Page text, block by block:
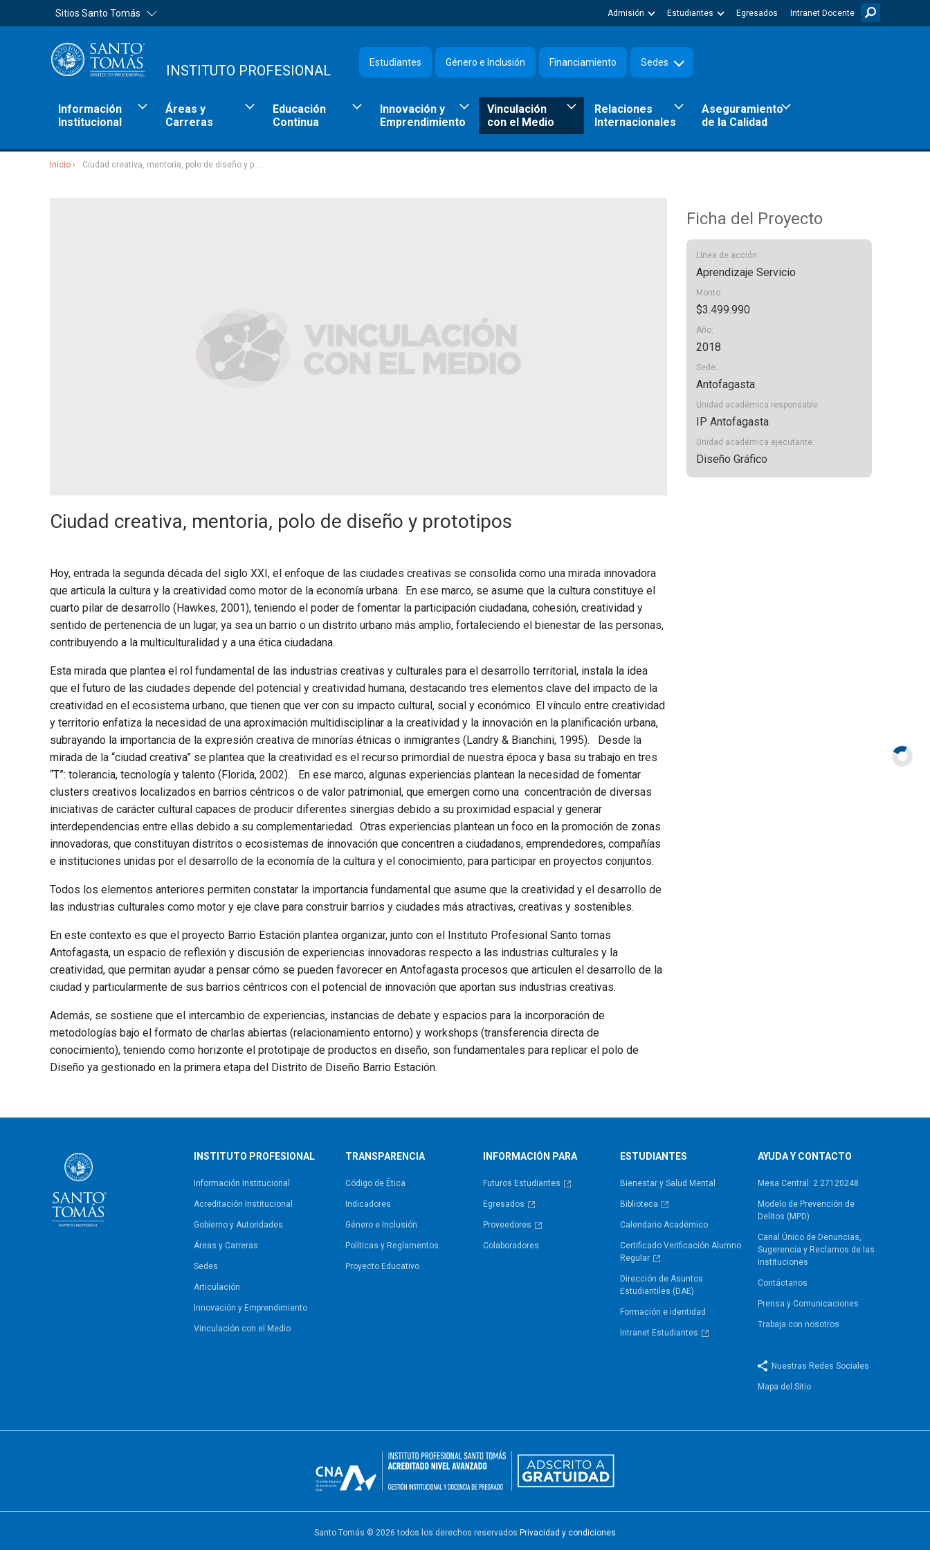
Sitios Santo Tomás Intranet Docente
Egresados
Estudiantes
Admisión
Estudiantes Género e Inclusión Financiamiento Sedes
INSTITUTO PROFESIONAL
Información
Institucional
Áreas y
Carreras
Educación
Continua
Innovación y
Emprendimiento
Vinculación
con el Medio
Relaciones
Internacionales
Aseguramiento
de la Calidad
Inicio Ciudad creativa, mentoria, polo de diseño y p ...
Ciudad creativa, mentoria, polo de diseño y prototipos
Hoy, entrada la segunda década del siglo XXI, el enfoque de las ciudades creativas se consolida como una mirada innovadora
que articula la cultura y la creatividad como motor de la economía urbana. En ese marco, se asume que la cultura constituye el
cuarto pilar de desarrollo (Hawkes, 2001), teniendo el poder de fomentar la participación ciudadana, cohesión, creatividad y
sentido de pertenencia de un lugar, ya sea un barrio o un distrito urbano más amplio, fortaleciendo el bienestar de las personas,
contribuyendo a la multiculturalidad y a una ética ciudadana.
Esta mirada que plantea el rol fundamental de las industrias creativas y culturales para el desarrollo territorial, instala la idea
que el futuro de las ciudades depende del potencial y creatividad humana, destacando tres elementos clave del impacto de la
creatividad en el ecosistema urbano, que tienen que ver con su impacto cultural, social y económico. El vínculo entre creatividad
y territorio enfatiza la necesidad de una aproximación multidisciplinar a la creatividad y la innovación en la planificación urbana,
subrayando la importancia de la expresión creativa de minorías étnicas o inmigrantes (Landry & Bianchini, 1995). Desde la
mirada de la “ciudad creativa” se plantea que la creatividad es el recurso primordial de nuestra época y basa su trabajo en tres
“T”: tolerancia, tecnología y talento (Florida, 2002). En ese marco, algunas experiencias plantean la necesidad de fomentar
clusters creativos localizados en barrios céntricos o de valor patrimonial, que emergen como una concentración de diversas
iniciativas de carácter cultural capaces de producir diferentes sinergias debido a su proximidad espacial y generar
interdependencias entre ellas debido a su complementariedad. Otras experiencias plantean un foco en la promoción de zonas
innovadoras, que constituyan distritos o ecosistemas de innovación que concentren a ciudadanos, emprendedores, compañías
e instituciones unidas por el desarrollo de la economía de la cultura y el conocimiento, para participar en proyectos conjuntos.
Todos los elementos anteriores permiten constatar la importancia fundamental que asume que la creatividad y el desarrollo de
las industrias culturales como motor y eje clave para construir barrios y ciudades más atractivas, creativas y sostenibles.
En este contexto es que el proyecto Barrio Estación plantea organizar, junto con el Instituto Profesional Santo tomas
Antofagasta, un espacio de reflexión y discusión de experiencias innovadoras respecto a las industrias culturales y la
creatividad, que permitan ayudar a pensar cómo se pueden favorecer en Antofagasta procesos que articulen el desarrollo de la
ciudad y particularmente de sus barrios céntricos con el potencial de innovación que aportan sus industrias creativas.
Además, se sostiene que el intercambio de experiencias, instancias de debate y espacios para la incorporación de
metodologías bajo el formato de charlas abiertas (relacionamiento entorno) y workshops (transferencia directa de
conocimiento), teniendo como horizonte el prototipaje de productos en diseño, son fundamentales para replicar el polo de
Diseño ya gestionado en la primera etapa del Distrito de Diseño Barrio Estación.
Ficha del Proyecto
Línea de acción:
Aprendizaje Servicio
Monto:
$3.499.990
Año:
2018
Sede:
Antofagasta
Unidad académica responsable:
IP Antofagasta
Unidad académica ejecutante:
Diseño Gráfico
INSTITUTO PROFESIONAL
Información Institucional
Acreditación Institucional
Gobierno y Autoridades​
Áreas y Carreras
Sedes
Articulación
Innovación y Emprendimiento
Vinculación con el Medio
TRANSPARENCIA
Código de Ética
Indicadores
Género e Inclusión
Políticas y Reglamentos​
Proyecto Educativo
INFORMACIÓN PARA
Futuros Estudiantes
Egresados
Proveedores
Colaboradores
ESTUDIANTES
Bienestar y Salud Mental
Biblioteca
Calendario Académico
Certificado Verificación Alumno
Regular
Dirección de Asuntos
Estudiantiles (DAE)
Formación e identidad
Intranet Estudiantes
AYUDA Y CONTACTO
Mesa Central: 2 27120248
Modelo de Prevención de
Delitos (MPD)
Canal Único de Denuncias,
Sugerencia y Reclamos de las
Instituciones
Contáctanos
Prensa y Comunicaciones
Trabaja con nosotros
Nuestras Redes Sociales
Mapa del Sitio
Santo Tomás © 2026 todos los derechos reservados Privacidad y condiciones